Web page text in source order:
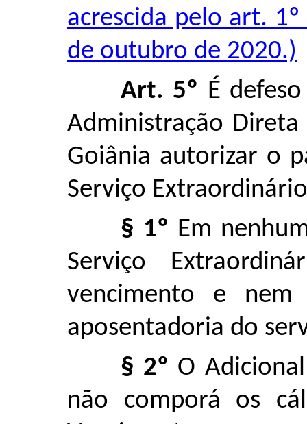
acrescida pelo art.
de outubro de 2020.)
Art. 5º É
Administração
Goiânia autorizar o
Serviço
§ 1º Em
Serviço
vencimento e
aposentadoria do
§ 2º O
não comporá os